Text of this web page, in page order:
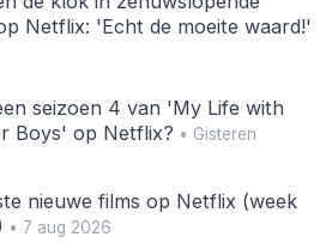
Netflix: 'Echt de moeite waard!'
seizoen 4 van 'My Life with
Boys' op Netflix? • Gisteren
nieuwe films op Netflix (week
• 7 aug 2026